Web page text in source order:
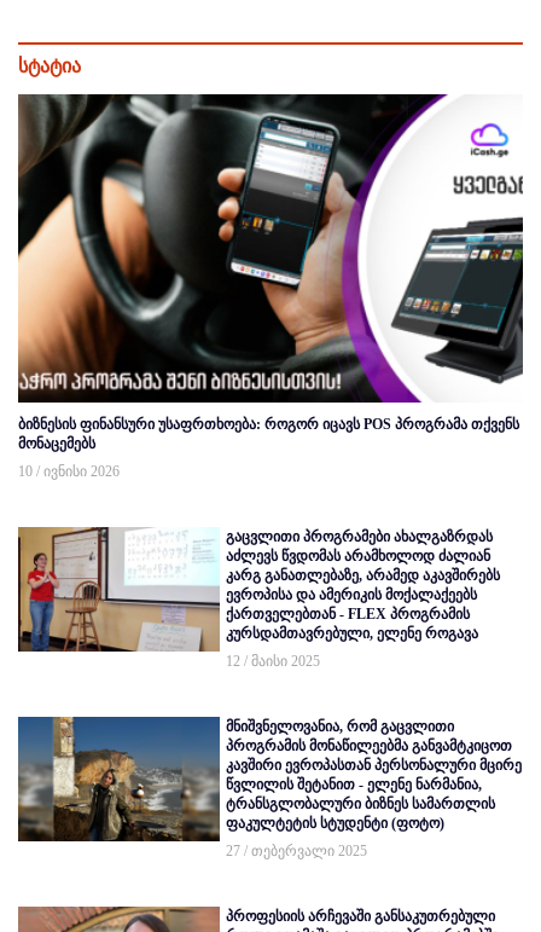
სტატია
ბიზნესის ფინანსური უსაფრთხოება: როგორ იცავს POS პროგრამა თქვენს
მონაცემებს
10 / ივნისი 2026
გაცვლითი პროგრამები ახალგაზრდას
აძლევს წვდომას არამხოლოდ ძალიან
კარგ განათლებაზე, არამედ აკავშირებს
ევროპისა და ამერიკის მოქალაქეებს
ქართველებთან - FLEX პროგრამის
კურსდამთავრებული, ელენე როგავა
12 / მაისი 2025
მნიშვნელოვანია, რომ გაცვლითი
პროგრამის მონაწილეებმა განვამტკიცოთ
კავშირი ევროპასთან პერსონალური მცირე
წვლილის შეტანით - ელენე ნარმანია,
ტრანსგლობალური ბიზნეს სამართლის
ფაკულტეტის სტუდენტი (ფოტო)
27 / თებერვალი 2025
პროფესიის არჩევაში განსაკუთრებული